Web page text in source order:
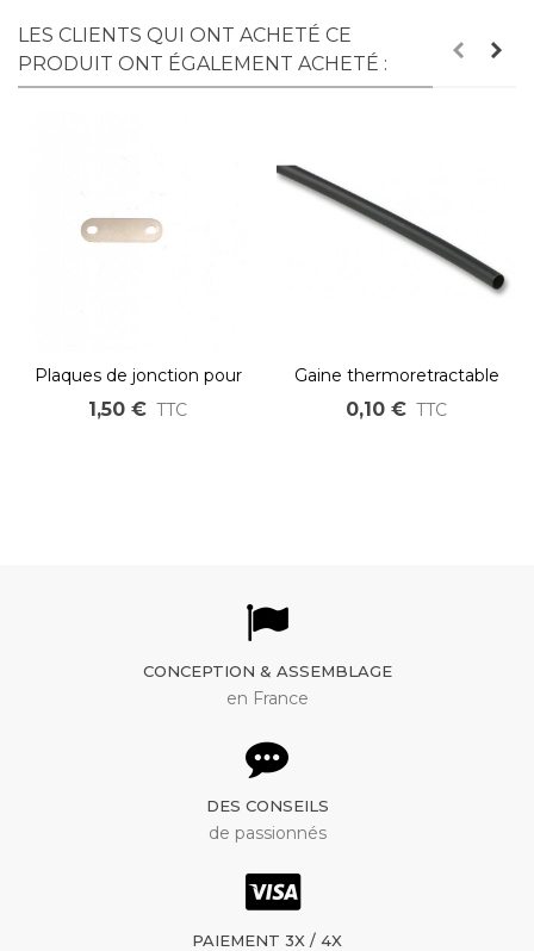
LES CLIENTS QUI ONT ACHETÉ CE
PRODUIT ONT ÉGALEMENT ACHETÉ :
Plaques de jonction pour
cellules Headway
1,50 € TTC
Gaine thermoretractable
2:1 au cm 22-11mm
0,10 € TTC
CONCEPTION & ASSEMBLAGE
en France
DES CONSEILS
de passionnés
PAIEMENT 3X / 4X